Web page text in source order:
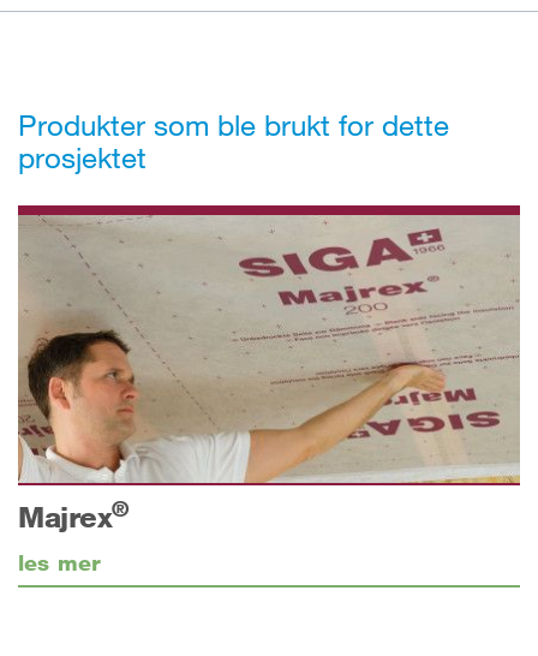
Produkter som ble brukt for dette
prosjektet
Majrex®
les mer